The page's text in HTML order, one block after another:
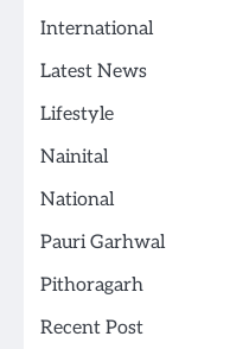
International
Latest News
Lifestyle
Nainital
National
Pauri Garhwal
Pithoragarh
Recent Post